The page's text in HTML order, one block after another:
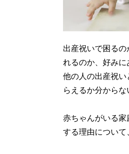
出産祝いで困る
れるのか、好み
他の人の出産祝
らえるか分から
赤ちゃんがいる
する理由につい